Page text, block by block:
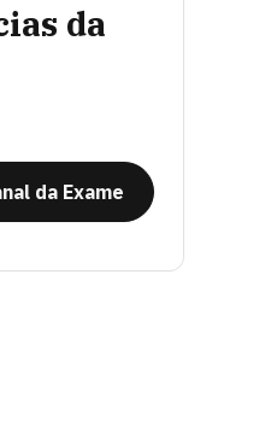
da
da Exame